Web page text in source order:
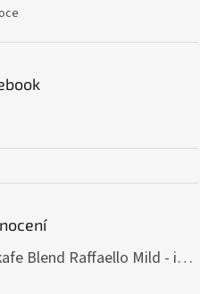
Prokafe Blend Raffaello Mild - italská zrnková káva- Akce 1kg
produktu je 5 z 5 hvězdiček.